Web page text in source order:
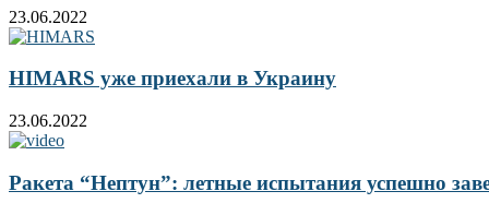
23.06.2022
HIMARS уже приехали в Украину
23.06.2022
Ракета “Нептун”: летные испытания успешно